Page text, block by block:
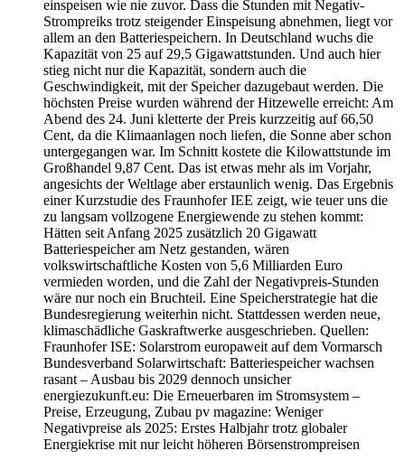
einspeisen wie nie zuvor. Dass die Stunden mit Negativ-
Strompreiks trotz steigender Einspeisung abnehmen, liegt vor
allem an den Batteriespeichern. In Deutschland wuchs die
Kapazität von 25 auf 29,5 Gigawattstunden. Und auch hier
stieg nicht nur die Kapazität, sondern auch die
Geschwindigkeit, mit der Speicher dazugebaut werden. Die
höchsten Preise wurden während der Hitzewelle erreicht: Am
Abend des 24. Juni kletterte der Preis kurzzeitig auf 66,50
Cent, da die Klimaanlagen noch liefen, die Sonne aber schon
untergegangen war. Im Schnitt kostete die Kilowattstunde im
Großhandel 9,87 Cent. Das ist etwas mehr als im Vorjahr,
angesichts der Weltlage aber erstaunlich wenig. Das Ergebnis
einer Kurzstudie des Fraunhofer IEE zeigt, wie teuer uns die
zu langsam vollzogene Energiewende zu stehen kommt:
Hätten seit Anfang 2025 zusätzlich 20 Gigawatt
Batteriespeicher am Netz gestanden, wären
volkswirtschaftliche Kosten von 5,6 Milliarden Euro
vermieden worden, und die Zahl der Negativpreis-Stunden
wäre nur noch ein Bruchteil. Eine Speicherstrategie hat die
Bundesregierung weiterhin nicht. Stattdessen werden neue,
klimaschädliche Gaskraftwerke ausgeschrieben. Quellen:
Fraunhofer ISE: Solarstrom europaweit auf dem Vormarsch
Bundesverband Solarwirtschaft: Batteriespeicher wachsen
rasant – Ausbau bis 2029 dennoch unsicher
energiezukunft.eu: Die Erneuerbaren im Stromsystem –
Preise, Erzeugung, Zubau pv magazine: Weniger
Negativpreise als 2025: Erstes Halbjahr trotz globaler
Energiekrise mit nur leicht höheren Börsenstrompreisen